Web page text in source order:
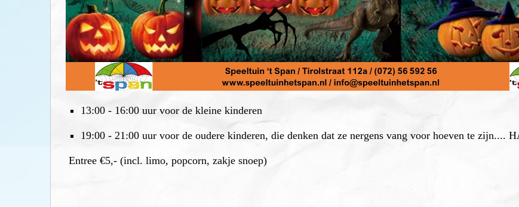
13:00 - 16:00 uur voor de kleine kinderen
19:00 - 21:00 uur voor de oudere kinderen, die denken dat ze nergens vang voor hoeven te zijn....
Entree €5,- (incl. limo, popcorn, zakje snoep)